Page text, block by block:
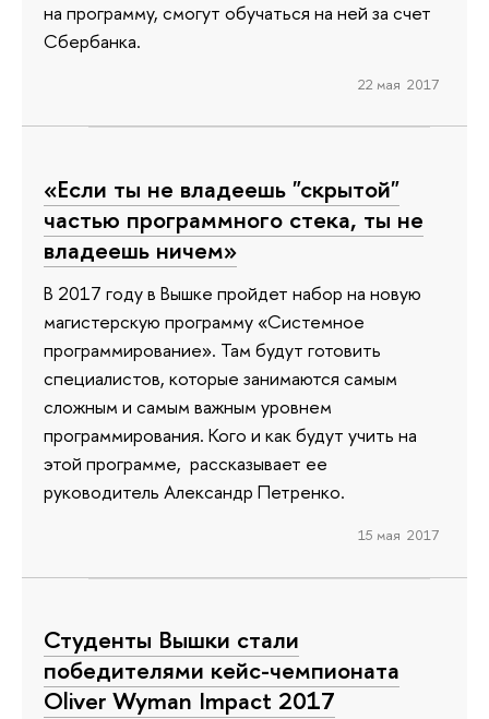
на программу, смогут обучаться на ней за счет
Сбербанка.
22 мая 2017
«Если ты не владеешь "скрытой"
частью программного стека, ты не
владеешь ничем»
В 2017 году в Вышке пройдет набор на новую
магистерскую программу «Системное
программирование». Там будут готовить
специалистов, которые занимаются самым
сложным и самым важным уровнем
программирования. Кого и как будут учить на
этой программе, рассказывает ее
руководитель Александр Петренко.
15 мая 2017
Студенты Вышки стали
победителями кейс-чемпионата
Oliver Wyman Impact 2017